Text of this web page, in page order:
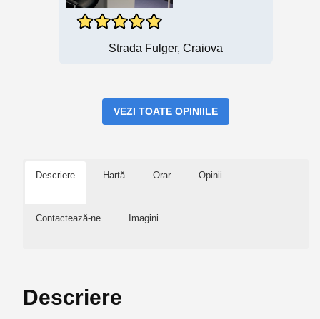
Strada Fulger, Craiova
VEZI TOATE OPINIILE
Descriere Hartă Orar Opinii
Contactează-ne Imagini
Descriere